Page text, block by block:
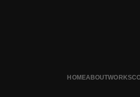
HOMEABOUTWORKS